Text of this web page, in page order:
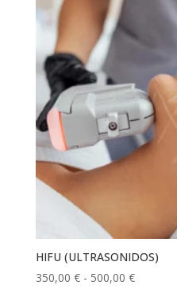
400,00 €
HIFU (ULTRASONIDOS)
350,00 € - 500,00 €Rango